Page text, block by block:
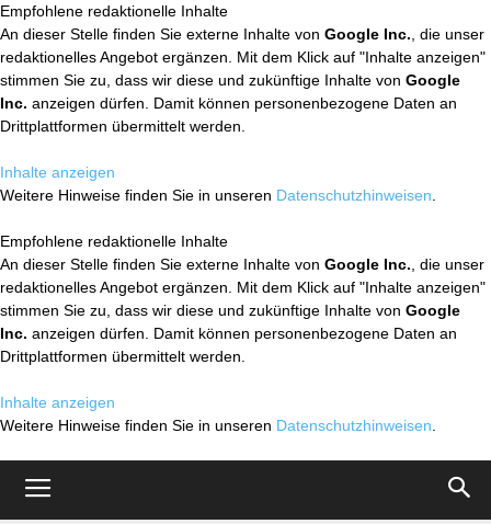
Empfohlene redaktionelle Inhalte
An dieser Stelle finden Sie externe Inhalte von Google Inc. , die unser
redaktionelles Angebot ergänzen. Mit dem Klick auf "Inhalte anzeigen"
stimmen Sie zu, dass wir diese und zukünftige Inhalte von Google
Inc. anzeigen dürfen. Damit können personenbezogene Daten an
Drittplattformen übermittelt werden.
Inhalte anzeigen
Weitere Hinweise finden Sie in unseren Datenschutzhinweisen
Empfohlene redaktionelle Inhalte
An dieser Stelle finden Sie externe Inhalte von Google Inc. , die unser
redaktionelles Angebot ergänzen. Mit dem Klick auf "Inhalte anzeigen"
stimmen Sie zu, dass wir diese und zukünftige Inhalte von Google
Inc. anzeigen dürfen. Damit können personenbezogene Daten an
Drittplattformen übermittelt werden.
Inhalte anzeigen
Weitere Hinweise finden Sie in unseren Datenschutzhinweisen